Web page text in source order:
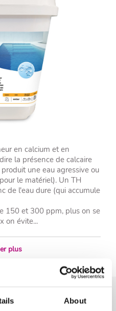
About
en calcium et en
la présence de calcaire
une eau agressive ou
le matériel). Un TH
de l'eau dure (qui accumule
150 et 300 ppm, plus on se
on évite...
plus